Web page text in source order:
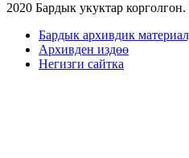
2020 Бардык укуктар
Бардык архивдик
Архивден издөө
Негизги сайтка